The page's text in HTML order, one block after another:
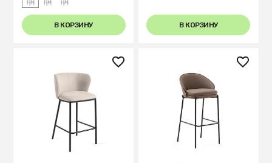
В КОРЗИНУ В КОРЗИНУ